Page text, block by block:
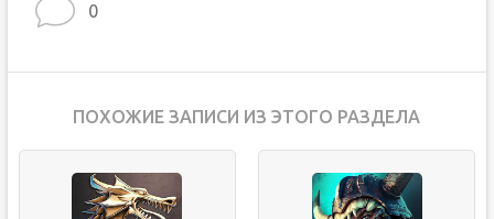
0
ПОХОЖИЕ ЗАПИСИ ИЗ ЭТОГО РАЗДЕЛА